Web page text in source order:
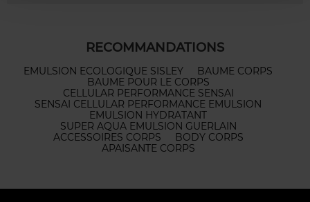
RECOMMANDATIONS
EMULSION ECOLOGIQUE SISLEY
BAUME CORPS
BAUME POUR LE CORPS
CELLULAR PERFORMANCE SENSAI
SENSAI CELLULAR PERFORMANCE EMULSION
EMULSION HYDRATANT
SUPER AQUA EMULSION GUERLAIN
ACCESSOIRES CORPS
BODY CORPS
APAISANTE CORPS